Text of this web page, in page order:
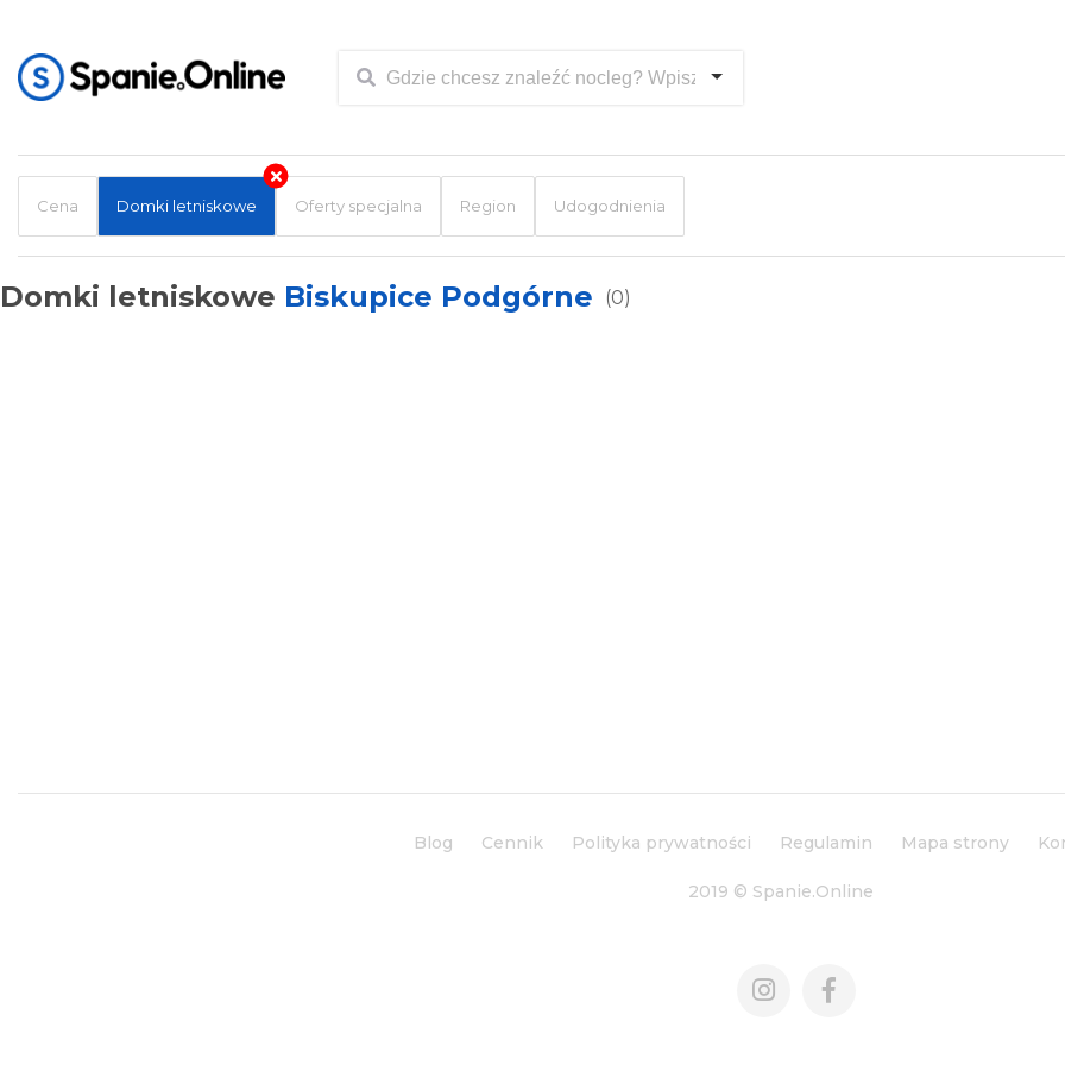
Cena Domki letniskowe Oferty specjalna Region Udogodnienia
Domki letniskowe Biskupice Podgórne (0)
Blog Cennik Polityka prywatności Regulamin Mapa strony
2019 © Spanie.Online